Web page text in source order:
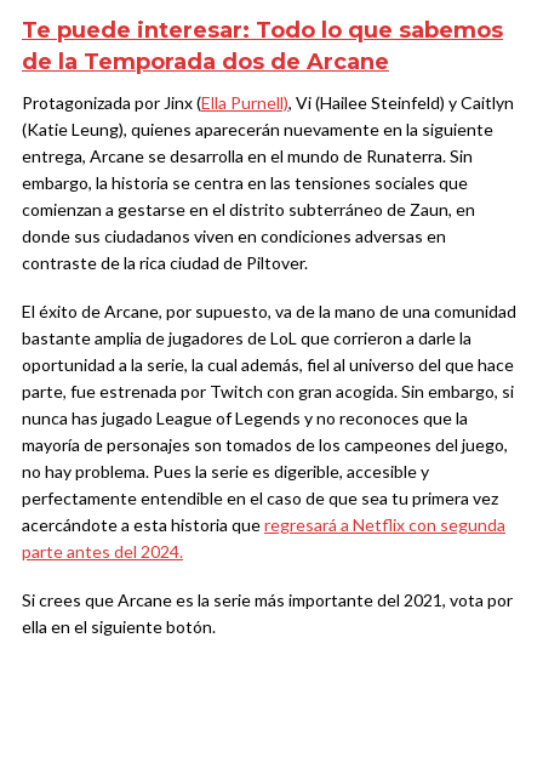
Te puede interesar: Todo lo que sabemos
de la Temporada dos de Arcane
Protagonizada por Jinx (Ella Purnell), Vi (Hailee Steinfeld) y Caitlyn
(Katie Leung), quienes aparecerán nuevamente en la siguiente
entrega, Arcane se desarrolla en el mundo de Runaterra. Sin
embargo, la historia se centra en las tensiones sociales que
comienzan a gestarse en el distrito subterráneo de Zaun, en
donde sus ciudadanos viven en condiciones adversas en
contraste de la rica ciudad de Piltover.
El éxito de Arcane, por supuesto, va de la mano de una comunidad
bastante amplia de jugadores de LoL que corrieron a darle la
oportunidad a la serie, la cual además, fiel al universo del que hace
parte, fue estrenada por Twitch con gran acogida. Sin embargo, si
nunca has jugado League of Legends y no reconoces que la
mayoría de personajes son tomados de los campeones del juego,
no hay problema. Pues la serie es digerible, accesible y
perfectamente entendible en el caso de que sea tu primera vez
acercándote a esta historia queregresará a Netflix con segunda
parte antes del 2024.
Si crees que Arcane es la serie más importante del 2021, vota por
ella en el siguiente botón.